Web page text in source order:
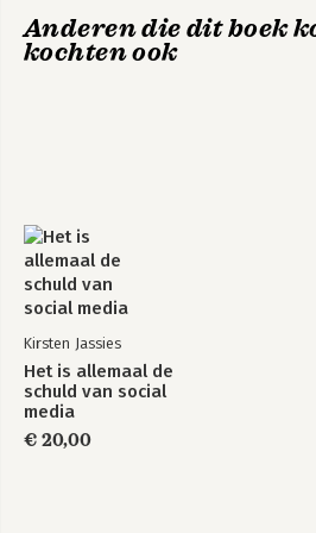
Noten 289
Register 329
Anderen die dit boek
kochten ook
Kirsten Jassies
Het is allemaal de
schuld van social
media
€ 20,00